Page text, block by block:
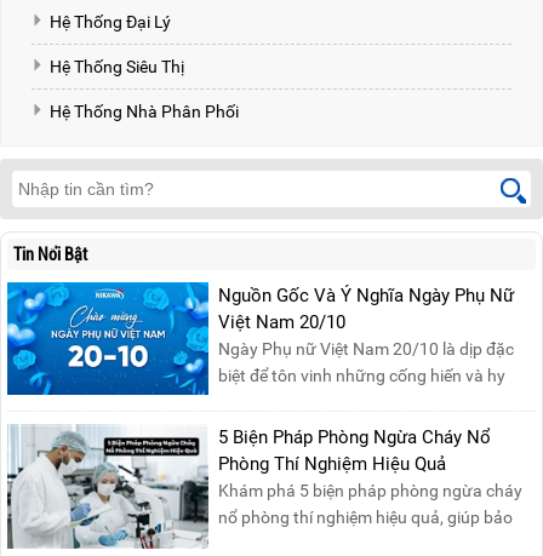
Hệ Thống Đại Lý
Hệ Thống Siêu Thị
Hệ Thống Nhà Phân Phối
Tin Nổi Bật
Nguồn Gốc Và Ý Nghĩa Ngày Phụ Nữ
Việt Nam 20/10
Ngày Phụ nữ Việt Nam 20/10 là dịp đặc
biệt để tôn vinh những cống hiến và hy
Khởi nguồn từ sự ra đời của Hội Phụ nữ
phản đế Việt Nam vào năm 1930, ngày
này không chỉ ghi nhận vai trò quan trọng
của phụ nữ ...
5 Biện Pháp Phòng Ngừa Cháy Nổ
Phòng Thí Nghiệm Hiệu Quả
Khám phá 5 biện pháp phòng ngừa cháy
nổ phòng thí nghiệm hiệu quả, giúp bảo